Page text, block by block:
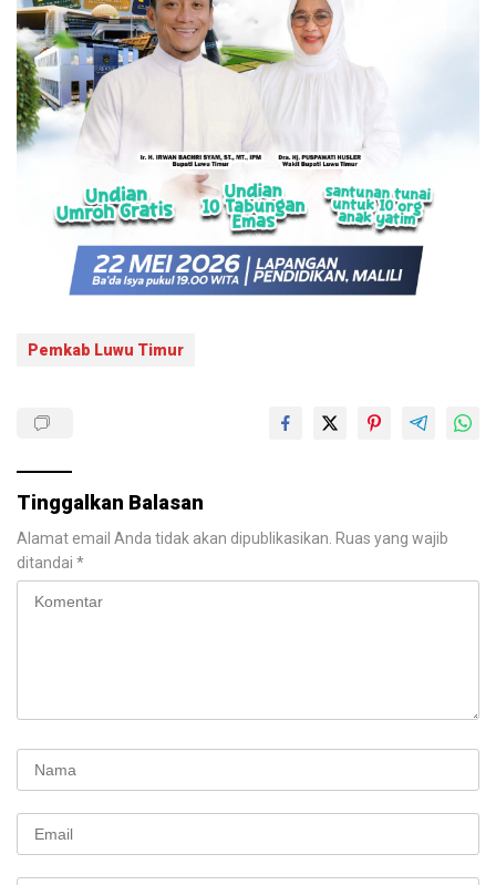
Pemkab Luwu Timur
Tinggalkan Balasan
Alamat email Anda tidak akan dipublikasikan. Ruas yang wajib
ditandai *